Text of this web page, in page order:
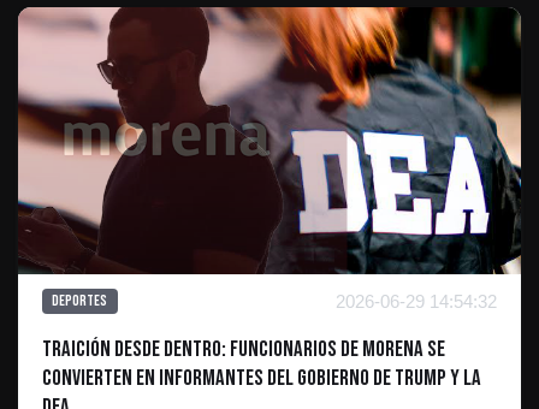
Deportes 2026-06-29 14:54:32
Traición desde dentro: funcionarios de Morena se
convierten en informantes del gobierno de Trump y la